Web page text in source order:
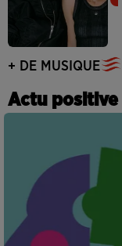
+ DE MUSIQUE
Actu positive